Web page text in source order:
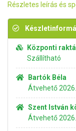
Részletes leírás és
Központi
Szállítható
Bartók Béla
Átvehető
Szent István
Átvehető